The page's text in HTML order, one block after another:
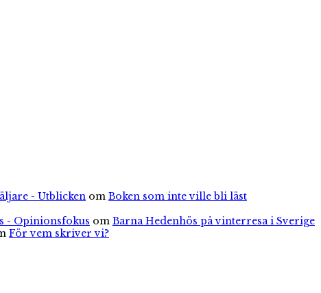
- Utblicken om Boken som inte ville bli läst
- Opinionsfokus om Barna Hedenhös på vinterresa i Sverige
För vem skriver vi?